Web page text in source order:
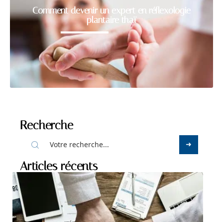
Comment devenir un expert en réflexologie
plantaire thaï
Recherche
Articles récents